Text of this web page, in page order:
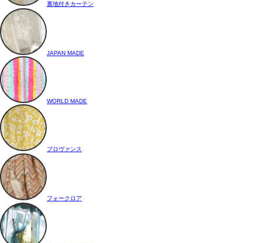
裏地付きカーテン
JAPAN MADE
WORLD MADE
プロヴァンス
フォークロア